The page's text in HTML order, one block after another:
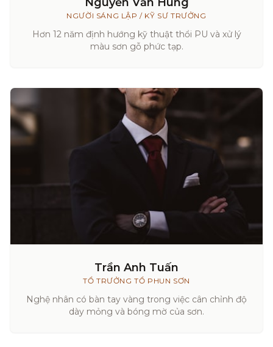
NGƯỜI SÁNG LẬP / KỸ SƯ TRƯỞNG
Hơn 12 năm định hướng kỹ thuật thổi PU và xử lý
màu sơn gỗ phức tạp.
Trần Anh Tuấn
TỔ TRƯỞNG TỔ PHUN SƠN
Nghệ nhân có bàn tay vàng trong việc cân chỉnh độ
dày mỏng và bóng mờ của sơn.